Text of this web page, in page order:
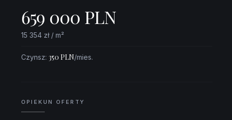
659 000 PLN
15 354 zł / m²
Czynsz: 350 PLN/mies.
OPIEKUN OFERTY